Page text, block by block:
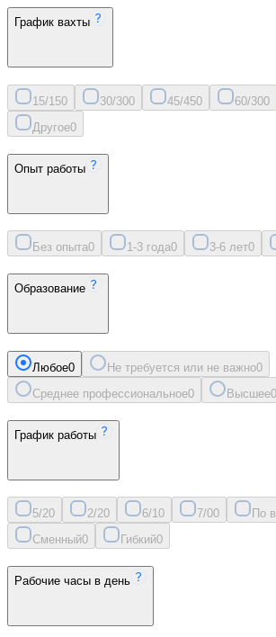
График вахты
15/150 30/300 45/450 60/300
Другое0
Опыт работы
Без опыта0 1-3 года0 3-6 лет0
Образование
Любое0 Не требуется или не важно0
Среднее профессиональное0 Высшее0
График работы
5/20 2/20 6/10 7/00 По
Сменный0 Гибкий0
Рабочие часы в день